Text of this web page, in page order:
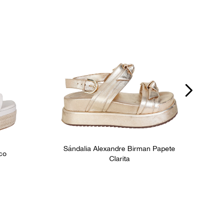
Sándalia Alexandre Birman Papete
Clarita